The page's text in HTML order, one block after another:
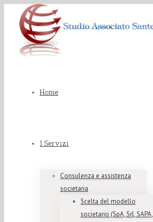
Home
I Servizi
Consulenza e assistenza
societaria
Scelta del modello
societario (SpA, Srl, SAPA,